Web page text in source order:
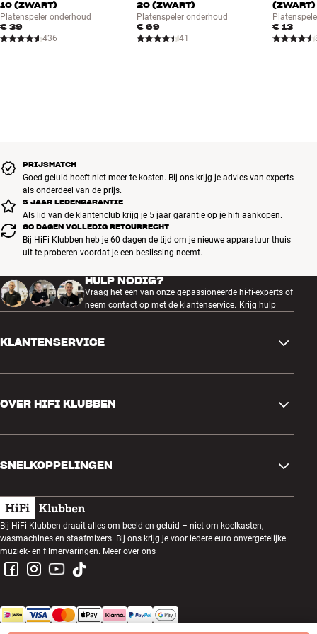
10 (ZWART)
Platenspeler onderhoud
€ 39
436
20 (ZWART)
Platenspeler onderhoud
€ 69
41
(ZWART)
€ 13
PRIJSMATCH
Goed geluid hoeft niet meer te kosten. Bij ons krijg je advies van experts
als onderdeel van de prijs.
5 JAAR LEDENGARANTIE
Als lid van de klantenclub krijg je 5 jaar garantie op je hifi aankopen.
60 DAGEN VOLLEDIG RETOURRECHT
Bij HiFi Klubben heb je 60 dagen de tijd om je nieuwe apparatuur thuis
uit te proberen voordat je een beslissing neemt.
HULP NODIG?
Vraag het een van onze gepassioneerde hi-fi-experts of
neem contact op met de klantenservice. Krijg hulp
KLANTENSERVICE
Ruilen en retourneren
Bestelling herroepen
Algemene voorwaarden
Privacybeleid
OVER HIFI KLUBBEN
Klantenclub
Luisteravond
Prijsvragen
Werken bij HiFi Klubben
SNELKOPPELINGEN
Cadeaubonnen
Bouwen met geluid
Montage en installatie
Apparaten recyclen
Bij HiFi Klubben draait alles om beeld en geluid – niet om koelkasten,
wasmachines en staafmixers. Bij ons krijg je voor iedere euro onvergetelijke
muziek- en filmervaringen. Meer over ons